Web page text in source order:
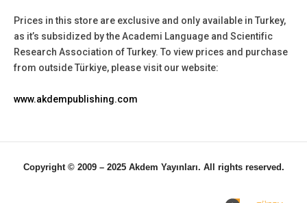
Prices in this store are exclusive and only available in Turkey,
as it’s subsidized by the Academi Language and Scientific
Research Association of Turkey. To view prices and purchase
from outside Türkiye, please visit our website:
www.akdempublishing.com
Copyright © 2009 – 2025 Akdem Yayınları. All rights reserved.